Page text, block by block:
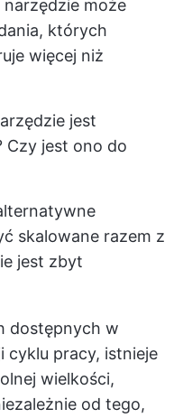
narzędzie może
których
więcej niż
jest
Czy jest ono do
skalowane razem z
jest zbyt
dostępnych w
cyklu pracy, istnieje
wielkości,
od tego,